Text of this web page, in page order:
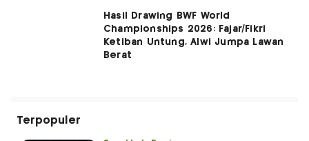
Hasil Drawing BWF World
Championships 2026: Fajar/Fikri
Ketiban Untung, Alwi Jumpa Lawan
Berat
Terpopuler